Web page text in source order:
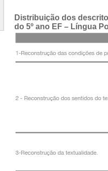
Distribuição dos
do 5º ano EF – Língua